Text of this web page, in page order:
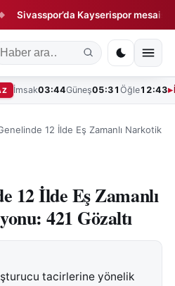
Kayserispor mesaisi
İmsak03:44Güneş05:31 Öğle12:43
12 İlde Eş Zamanlı Narkotik
12 İlde Eş Zamanlı
421 Gözaltı
tacirlerine yönelik